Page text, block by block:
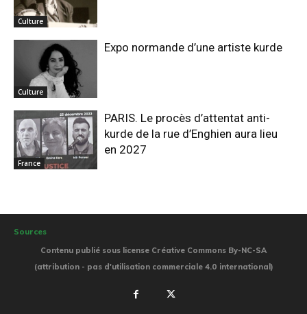
Culture
Culture
Expo normande d’une artiste kurde
France
PARIS. Le procès d’attentat anti-
kurde de la rue d’Enghien aura lieu
en 2027
Sources
Contenu publié sous license Créative Commons By-NC-SA
(attribution - pas d'utilisation commerciale 4.0 international)